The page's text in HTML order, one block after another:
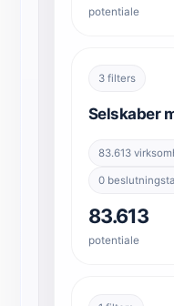
potentiale
3 filters
Selskaber
83.613
0
83.613
potentiale